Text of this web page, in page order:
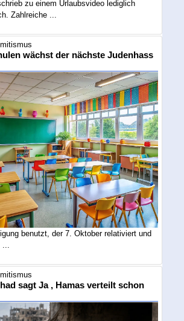
zu einem Urlaubsvideo lediglich
Zahlreiche ...
wächst der nächste Judenhass
benutzt, der 7. Oktober relativiert und
sagt Ja , Hamas verteilt schon